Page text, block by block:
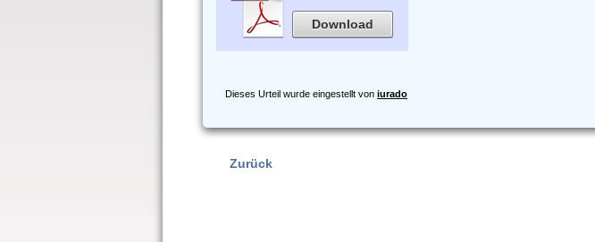
Download
Dieses Urteil wurde eingestellt von iurado
Zurück